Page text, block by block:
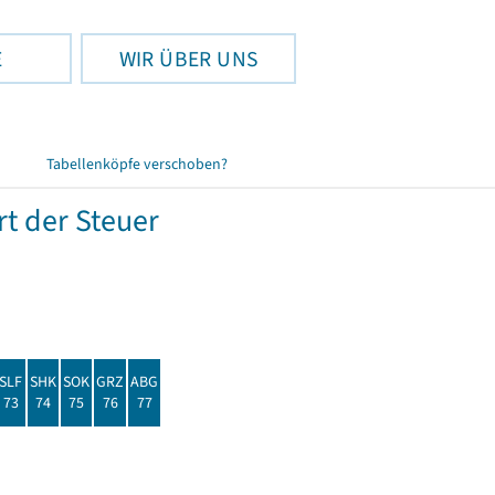
WIR ÜBER UNS
Tabellenköpfe verschoben?
der Steuer
SLF
73
SHK
74
SOK
75
GRZ
76
ABG
77